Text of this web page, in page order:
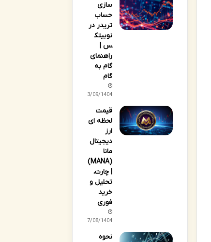
سازی
حساب
تریدر در
نوبیتک
س |
راهنمای
گام به
گام
13/09/1404
قیمت
لحظه ای
ارز
دیجیتال
مانا
(MANA)
| چارت،
تحلیل و
خرید
فوری
17/08/1404
نحوه